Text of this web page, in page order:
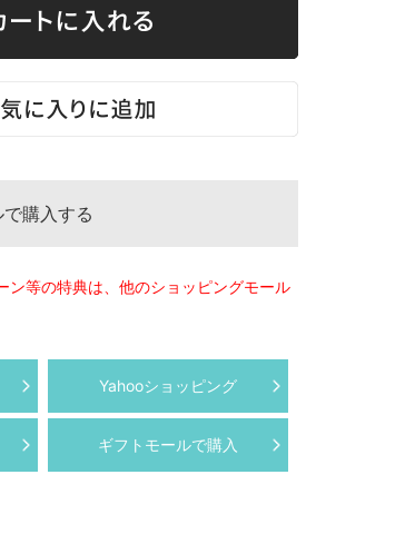
購入する
ン等の特典は、他のショッピングモール
Yahooショッピング
ギフトモールで購入